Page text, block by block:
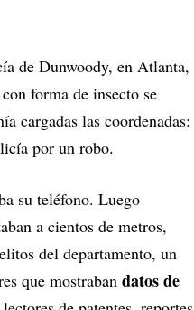
de Dunwoody, en Atlanta,
forma de insecto se
cargadas las coordenadas:
por un robo.
su teléfono. Luego
a cientos de metros,
del departamento, un
que mostraban datos de